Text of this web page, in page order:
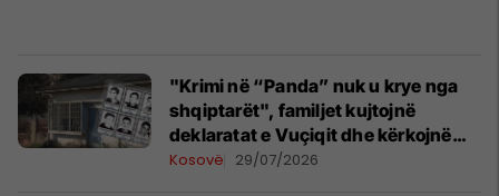
"Krimi në “Panda” nuk u krye nga
shqiptarët", familjet kujtojnë
deklaratat e Vuçiqit dhe kërkojnë
zbardhjen e rastit
Kosovë 29/07/2026